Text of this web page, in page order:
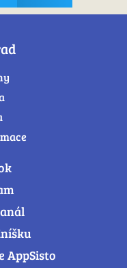
AppSisto